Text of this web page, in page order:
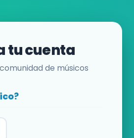
tu cuenta
de músicos